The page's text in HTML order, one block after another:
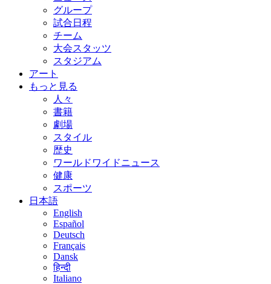
グループ
試合日程
チーム
大会スタッツ
スタジアム
アート
もっと見る
人々
書籍
劇場
スタイル
歴史
ワールドワイドニュース
健康
スポーツ
日本語
English
Español
Deutsch
Français
Dansk
हिन्दी
Italiano